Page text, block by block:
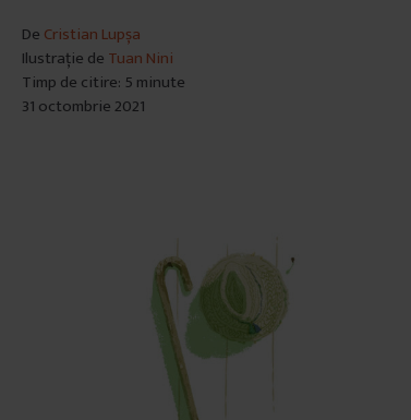
De Cristian Lupșa
Ilustrație de Tuan Nini
Timp de citire: 5 minute
31 octombrie 2021